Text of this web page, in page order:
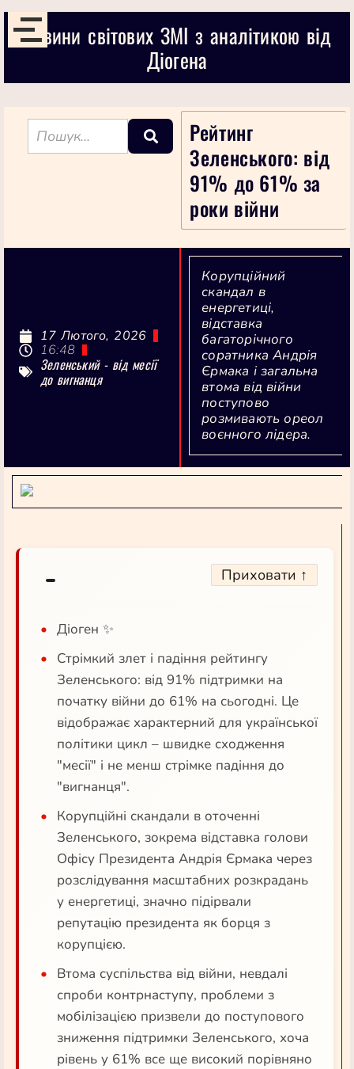
Новини світових ЗМІ з аналітикою від
Діогена
Рейтинг
Зеленського: від
91% до 61% за
роки війни
Корупційний
скандал в
енергетиці,
відставка
багаторічного
соратника Андрія
Єрмака і загальна
втома від війни
поступово
розмивають ореол
воєнного лідера.
17 Лютого, 2026
16:48
Зеленський - від месії
до вигнанця
Приховати ↑
Діоген ✨
Стрімкий злет і падіння рейтингу
Зеленського: від 91% підтримки на
початку війни до 61% на сьогодні. Це
відображає характерний для української
політики цикл – швидке сходження
"месії" і не менш стрімке падіння до
"вигнанця".
Корупційні скандали в оточенні
Зеленського, зокрема відставка голови
Офісу Президента Андрія Єрмака через
розслідування масштабних розкрадань
у енергетиці, значно підірвали
репутацію президента як борця з
корупцією.
Втома суспільства від війни, невдалі
спроби контрнаступу, проблеми з
мобілізацією призвели до поступового
зниження підтримки Зеленського, хоча
рівень у 61% все ще високий порівняно